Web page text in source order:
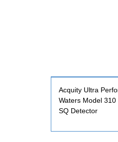
Acquity Ultra
Waters Model 310
SQ Detector